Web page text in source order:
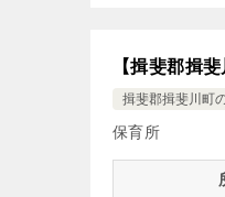
【揖斐郡揖
揖斐郡揖斐川町
保育所